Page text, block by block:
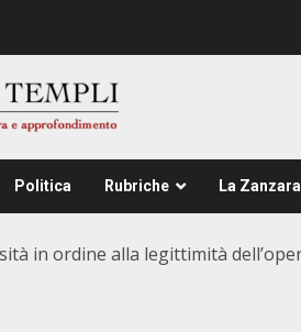
Politica Rubriche La
in ordine alla legittimità